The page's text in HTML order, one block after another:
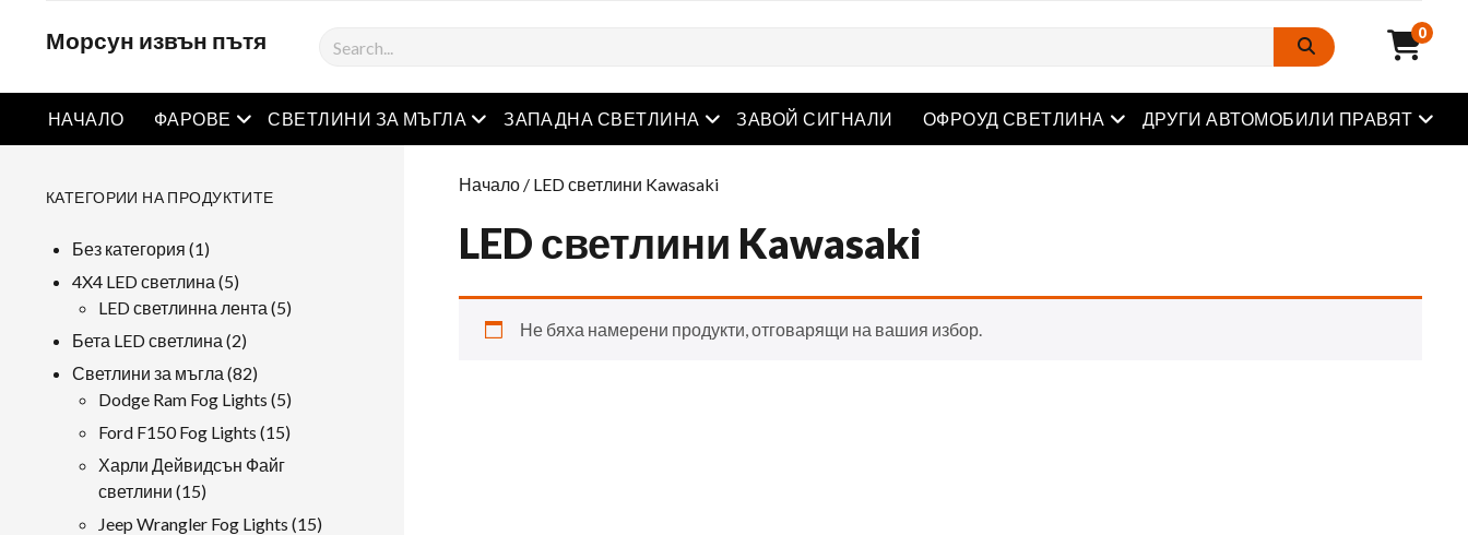
Морсун извън пътя Търсене 0
НАЧАЛО ФАРОВЕ Отворете менюто
СВЕТЛИНИ ЗА МЪГЛА Отворете менюто
ЗАПАДНА СВЕТЛИНА Отворете менюто
ЗАВОЙ СИГНАЛИ ОФРОУД СВЕТЛИНА Отворете менюто
ДРУГИ АВТОМОБИЛИ ПРАВЯТ
Начало / LED светлини Kawasaki
LED светлини Kawasaki
Не бяха намерени продукти, отговарящи на вашия избор.
КАТЕГОРИИ НА ПРОДУКТИТЕ
Без категория 11
продукт
4X4 LED светлина 55
продукти
LED светлинна лента 55
Бета LED светлина 22
продукти
Светлини за мъгла 8282
продукти
Dodge Ram Fog Lights 55
продукти
Ford F150 Fog Lights 1515
продукти
Харли Дейвидсън Файг
светлини 1515
продукти
Jeep Wrangler Fog Lights 1515